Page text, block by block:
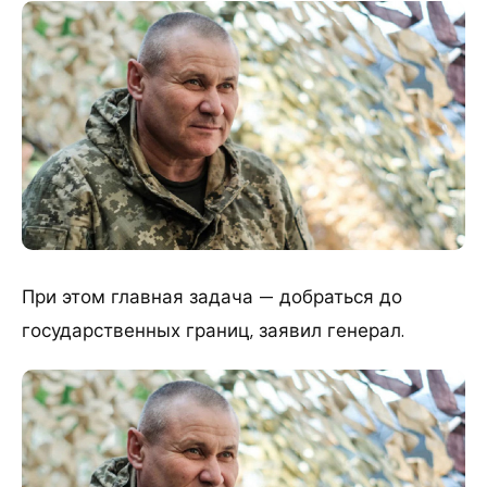
При этом главная задача — добраться до
государственных границ, заявил генерал.